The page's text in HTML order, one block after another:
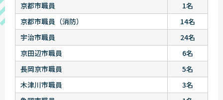
京都市職員
1名
京都市職員（消防）
14名
宇治市職員
24名
京田辺市職員
6名
長岡京市職員
5名
木津川市職員
3名